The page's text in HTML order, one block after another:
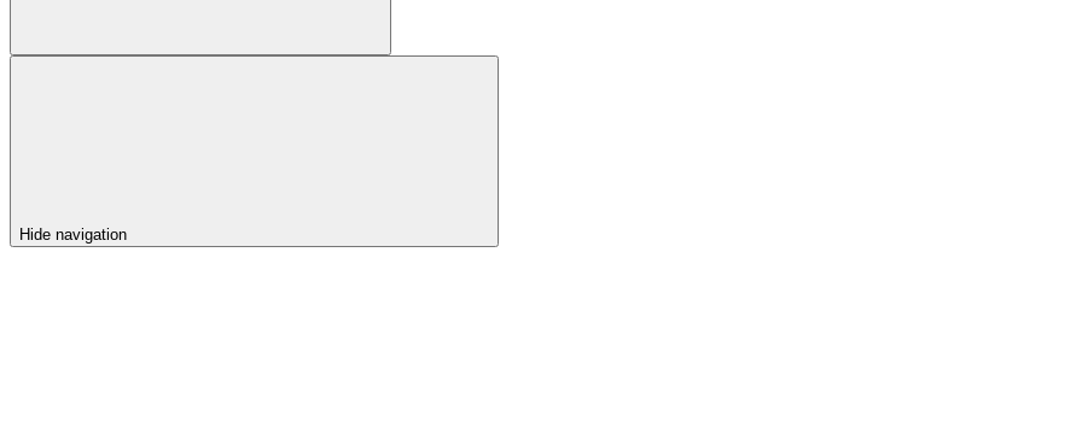
Hide navigation